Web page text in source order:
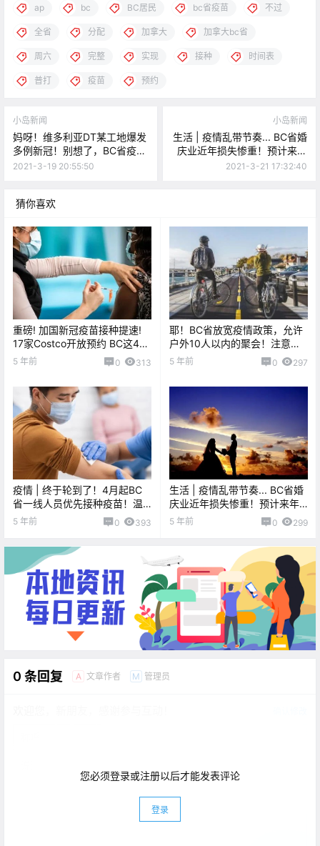
ap bc BC居民 bc省疫苗 不过
全省 分配 加拿大 加拿大bc省
周六 完整 实现 接种 时间表
普打 疫苗 预约
小岛新闻
妈呀！维多利亚DT某工地爆发
多例新冠！别想了，BC省疫情
政策近期不会放松！
2021-3-19 20:55:50
小岛新闻
生活 | 疫情乱带节奏... BC省婚
庆业近年损失惨重！预计来年
“回春”再现结婚热潮！
2021-3-21 17:32:40
猜你喜欢
重磅! 加国新冠疫苗接种提速!
17家Costco开放预约 BC这4月
全民接种!
5 年前 0 313
耶！BC省放宽疫情政策，允许
户外10人以内的聚会！注意！
维多利亚“雇主”新骗局！！
5 年前 0 297
疫情 | 终于轮到了！4月起BC
省一线人员优先接种疫苗！温
哥华岛疫情周报查收啦！
5 年前 0 393
生活 | 疫情乱带节奏... BC省婚
庆业近年损失惨重！预计来年
“回春”再现结婚热潮！
5 年前 0 299
0 条回复 A 文章作者 M 管理员
您必须登录或注册以后才能发表评论
登录